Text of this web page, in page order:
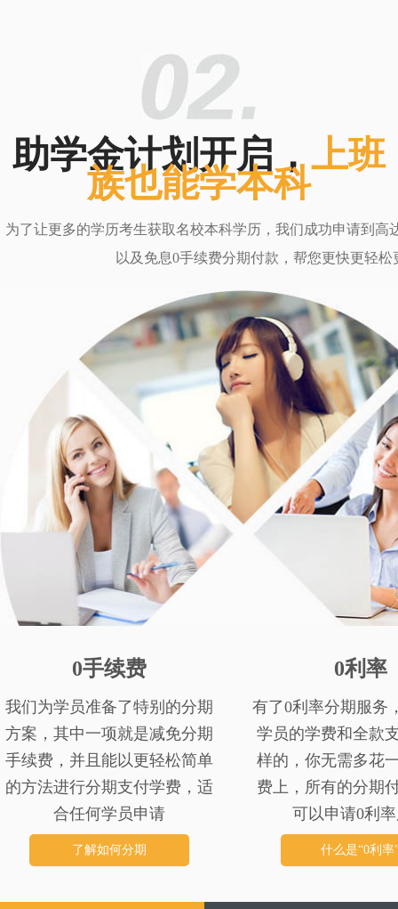
助学金计划开启，上班
族也能学本科
为了让更多的学历考生获取名校本科学历，我们成功申请到高
以及免息0手续费分期付款，帮您更快更轻松
0手续费
我们为学员准备了特别的分期
方案，其中一项就是减免分期
手续费，并且能以更轻松简单
的方法进行分期支付学费，适
合任何学员申请
了解如何分期
0利率
有了0利率分期服务
学员的学费和全款
样的，你无需多花
费上，所有的分期
可以申请0利
什么是“0利率